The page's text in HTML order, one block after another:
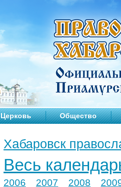
Церковь Общество
Хабаровск
Весь
2006 2007 2008